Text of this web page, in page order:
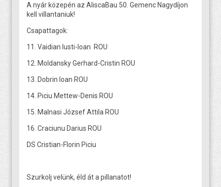
A nyár közepén az AliscaBau 50. Gemenc Nagydíjon
kell villantaniuk!
Csapattagok:
11. Vaidian Iusti-Ioan ROU
12. Moldansky Gerhard-Cristin ROU
13. Dobrin Ioan ROU
14. Piciu Mettew-Denis ROU
15. Malnasi József Attila ROU
16. Craciunu Darius ROU
DS Cristian-Florin Piciu
Szurkolj velünk, éld át a pillanatot!